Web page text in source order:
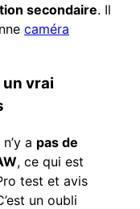
secondaire. Il
caméra
un vrai
a pas de
, ce qui est
test et avis
un oubli